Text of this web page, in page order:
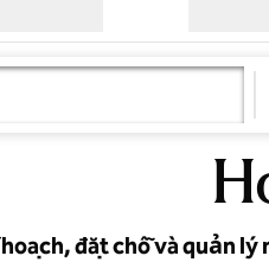
trú tiếp
hoạch, đặt chỗ và quản